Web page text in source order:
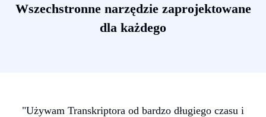
Wszechstronne narzędzie zaprojektowane
dla każdego
"Używam Transkriptora od bardzo długiego czasu i